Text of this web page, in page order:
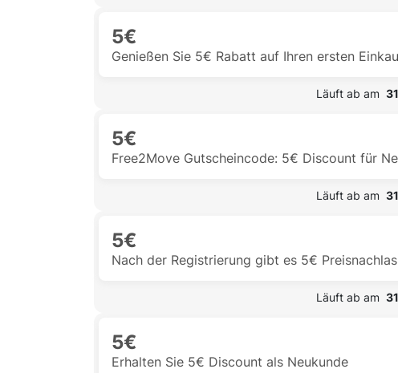
5€
Genießen Sie 5€ Rabatt auf Ihren ersten
Läuft ab am
5€
Free2Move Gutscheincode: 5€ Discount für
Läuft ab am
5€
Nach der Registrierung gibt es 5€
Läuft ab am
5€
Erhalten Sie 5€ Discount als Neukunde